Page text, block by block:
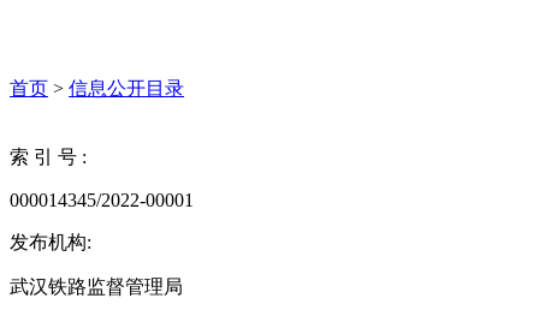
首页 > 信息公开目录
索 引 号 :
000014345/2022-00001
发布机构:
武汉铁路监督管理局